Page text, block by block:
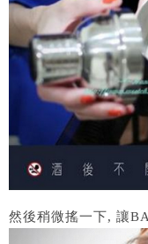
然後稍微搖一下, 讓